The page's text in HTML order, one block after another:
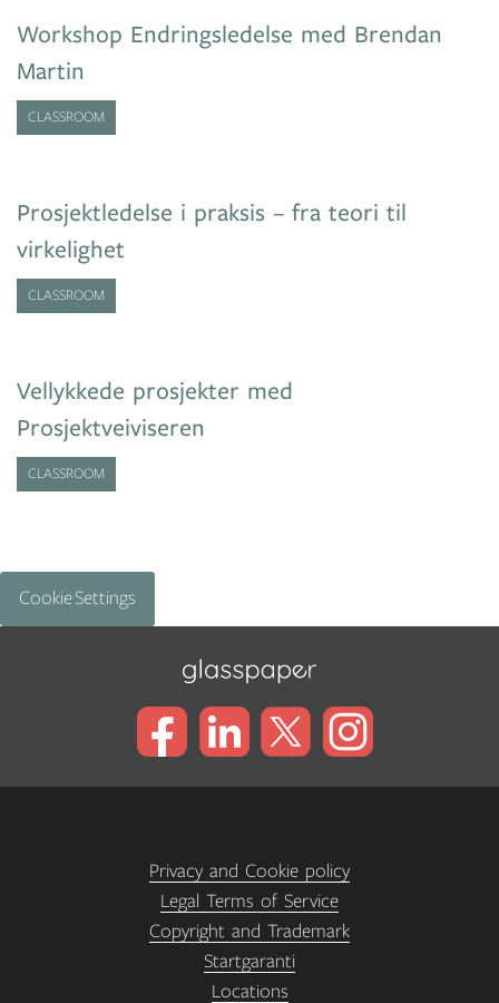
Workshop Endringsledelse med Brendan
Martin
CLASSROOM
Prosjektledelse i praksis – fra teori til
virkelighet
CLASSROOM
Vellykkede prosjekter med
Prosjektveiviseren
CLASSROOM
Cookie Settings
Privacy and Cookie policy
Legal Terms of Service
Copyright and Trademark
Startgaranti
Locations